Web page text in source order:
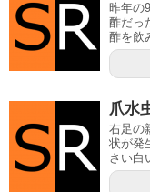
昨年の
酢だっ
酢を飲
爪水
右足の
状が発
さい白